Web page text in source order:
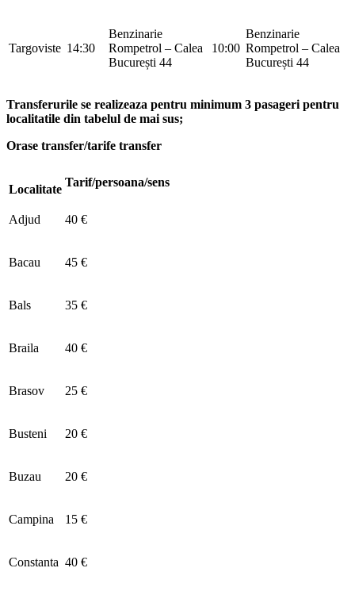
Targoviste 14:30
Benzinarie
Rompetrol – Calea
București 44
10:00
Benzinarie
Rompetrol – Calea
București 44
Transferurile se realizeaza pentru minimum 3 pasageri pentru
localitatile din tabelul de mai sus;
Orase transfer/tarife transfer
Localitate
Tarif/persoana/sens
Adjud 40 €
Bacau 45 €
Bals 35 €
Braila 40 €
Brasov 25 €
Busteni 20 €
Buzau 20 €
Campina 15 €
Constanta 40 €